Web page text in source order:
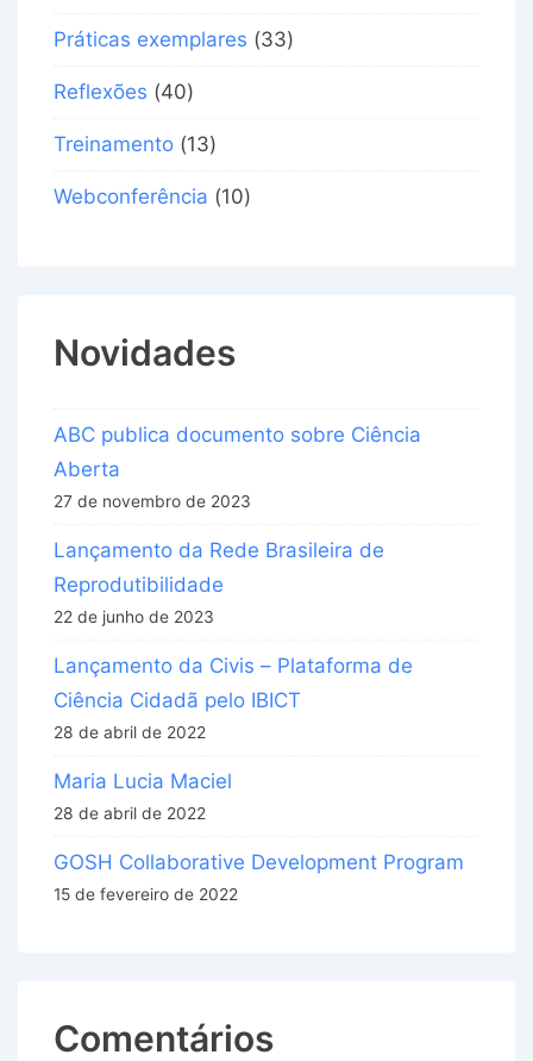
Práticas exemplares (33)
Reflexões (40)
Treinamento (13)
Webconferência (10)
Novidades
ABC publica documento sobre Ciência
Aberta
27 de novembro de 2023
Lançamento da Rede Brasileira de
Reprodutibilidade
22 de junho de 2023
Lançamento da Civis – Plataforma de
Ciência Cidadã pelo IBICT
28 de abril de 2022
Maria Lucia Maciel
28 de abril de 2022
GOSH Collaborative Development Program
15 de fevereiro de 2022
Comentários